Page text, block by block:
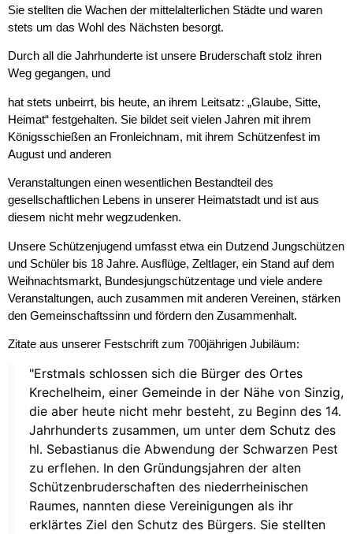
Sie stellten die Wachen der mittelalterlichen Städte und waren
stets um das Wohl des Nächsten besorgt.
Durch all die Jahrhunderte ist unsere Bruderschaft stolz ihren
Weg gegangen, und
hat stets unbeirrt, bis heute, an ihrem Leitsatz: „Glaube, Sitte,
Heimat“ festgehalten. Sie bildet seit vielen Jahren mit ihrem
Königsschießen an Fronleichnam, mit ihrem Schützenfest im
August und anderen
Veranstaltungen einen wesentlichen Bestandteil des
gesellschaftlichen Lebens in unserer Heimatstadt und ist aus
diesem nicht mehr wegzudenken.
Unsere Schützenjugend umfasst etwa ein Dutzend Jungschützen
und Schüler bis 18 Jahre. Ausflüge, Zeltlager, ein Stand auf dem
Weihnachtsmarkt, Bundesjungschützentage und viele andere
Veranstaltungen, auch zusammen mit anderen Vereinen, stärken
den Gemeinschaftssinn und fördern den Zusammenhalt.
Zitate aus unserer Festschrift zum 700jährigen Jubiläum:
"Erstmals schlossen sich die Bürger des Ortes
Krechelheim, einer Gemeinde in der Nähe von Sinzig,
die aber heute nicht mehr besteht, zu Beginn des 14.
Jahrhunderts zusammen, um unter dem Schutz des
hl. Sebastianus die Abwendung der Schwarzen Pest
zu erflehen. In den Gründungsjahren der alten
Schützenbruderschaften des niederrheinischen
Raumes, nannten diese Vereinigungen als ihr
erklärtes Ziel den Schutz des Bürgers. Sie stellten